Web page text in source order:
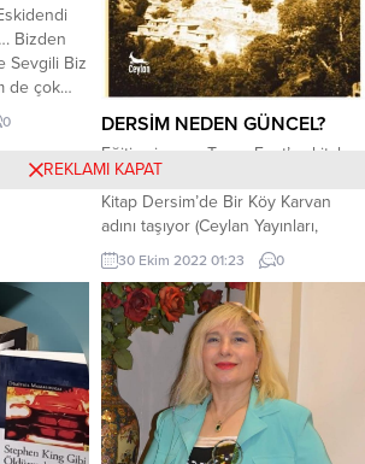
Bizden
Sevgili Biz
de çok…
Eskisi
0 DERSİM NEDEN GÜNCEL?
Eğitimci-yazar Turan Fırat’ın, kitabını
bana ulaştıralı bir seneyi geçti.
Kitap Dersim’de Bir Köy Karvan
adını taşıyor (Ceylan Yayınları,
2020). Kısaca Karvan da diyebiliriz.
Yazar bir bakıma ailesinin öz yaşam
öyküsünden yola çıkarak
Nazımiye’ye bağlı Karvan köyünün
serüvenini mercek altına almış.
Bana kalırsa Dersim’in bir köyü
olmadıkça herhangi bir köy
hikayesi...
30 Ekim 2022 01:23 0
REKLAMI KAPAT